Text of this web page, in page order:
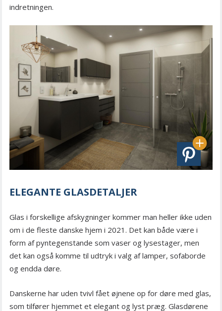
indretningen.
ELEGANTE GLASDETALJER
Glas i forskellige afskygninger kommer man heller ikke uden
om i de fleste danske hjem i 2021. Det kan både være i
form af pyntegenstande som vaser og lysestager, men
det kan også komme til udtryk i valg af lamper, sofaborde
og endda døre.
Danskerne har uden tvivl fået øjnene op for døre med glas,
som tilfører hjemmet et elegant og lyst præg. Glasdørene